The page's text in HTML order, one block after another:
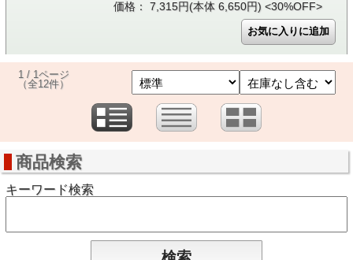
価格： 7,315円(本体 6,650円) <30%OFF>
1 / 1ページ
（全12件）
商品検索
キーワード検索